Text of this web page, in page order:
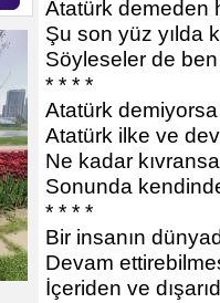
Atatürk demeden
Şu son yüz yılda
Söyleseler de
* * * *
Atatürk
Atatürk ilke ve
Ne kadar
Sonunda
* * * *
Bir insanın
Devam
İçeriden ve